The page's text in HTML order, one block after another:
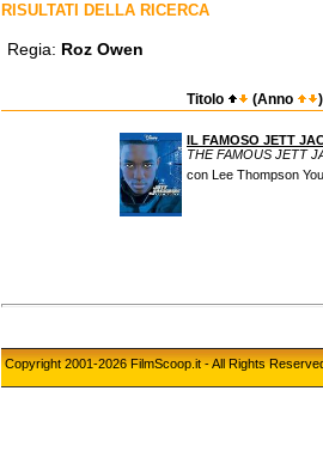
RISULTATI DELLA RICERCA
Regia: Roz Owen
Titolo (Anno )
IL FAMOSO JETT
THE FAMOUS JETT
con Lee Thompson
Copyright 2001-2026 FilmScoop.it - All Rights